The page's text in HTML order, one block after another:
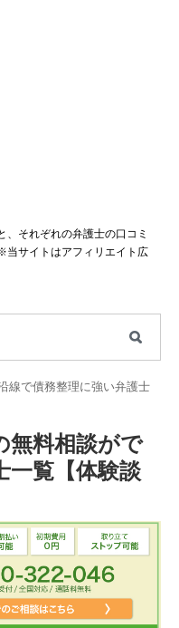
それぞれの弁護士の口コミ
イトはアフィリエイト広
線で債務整理に強い弁護士
無料相談がで
一覧【体験談